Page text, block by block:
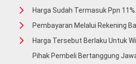
Harga Sudah Termasuk Ppn 11%.
Pembayaran Melalui Rekening
Harga Tersebut Berlaku Untuk
Pihak Pembeli Bertanggung